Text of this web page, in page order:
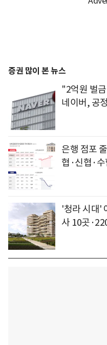
증권 많이 본 뉴스
"2억원 벌
네이버, 공
은행 점포
협·신협·수
'청라 시대'
사 10곳